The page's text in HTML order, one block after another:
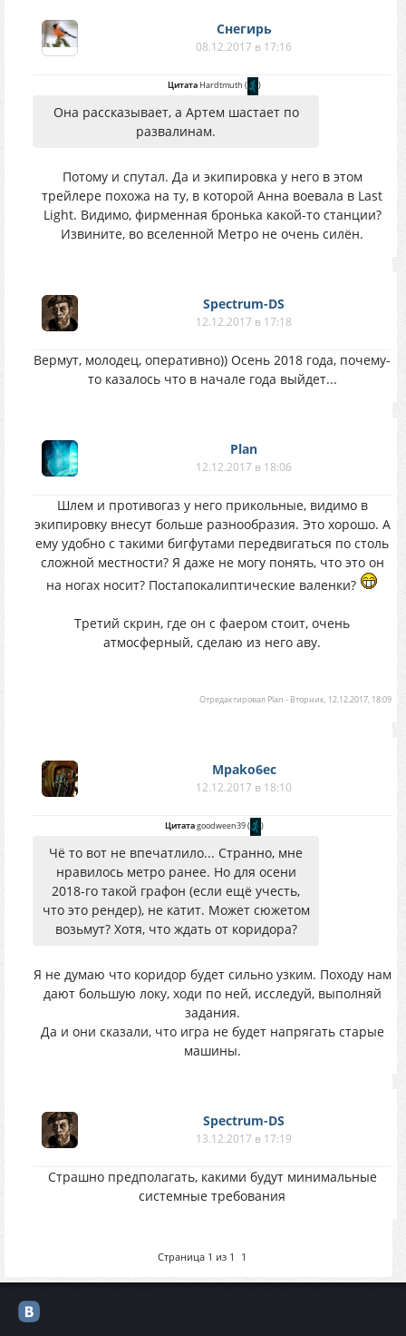
Снегирь
08.12.2017 в 17:16
ЦитатаHardtmuth ( )
Она рассказывает, а Артем шастает по
развалинам.
Потому и спутал. Да и экипировка у него в этом
трейлере похожа на ту, в которой Анна воевала в Last
Light. Видимо, фирменная бронька какой-то станции?
Извините, во вселенной Метро не очень силён.
Spectrum-DS
12.12.2017 в 17:18
Вермут, молодец, оперативно)) Осень 2018 года, почему-
то казалось что в начале года выйдет...
Plan
12.12.2017 в 18:06
Шлем и противогаз у него прикольные, видимо в
экипировку внесут больше разнообразия. Это хорошо. А
ему удобно с такими бигфутами передвигаться по столь
сложной местности? Я даже не могу понять, что это он
на ногах носит? Постапокалиптические валенки?
Третий скрин, где он с фаером стоит, очень
атмосферный, сделаю из него аву.
Отредактировал Plan - Вторник, 12.12.2017, 18:09
Mpako6ec
12.12.2017 в 18:10
Цитатаgoodween39( )
Чё то вот не впечатлило... Странно, мне
нравилось метро ранее. Но для осени
2018-го такой графон (если ещё учесть,
что это рендер), не катит. Может сюжетом
возьмут? Хотя, что ждать от коридора?
Я не думаю что коридор будет сильно узким. Походу нам
дают большую локу, ходи по ней, исследуй, выполняй
задания.
Да и они сказали, что игра не будет напрягать старые
машины.
Spectrum-DS
13.12.2017 в 17:19
Страшно предполагать, какими будут минимальные
системные требования
Страница 1 из 1 1